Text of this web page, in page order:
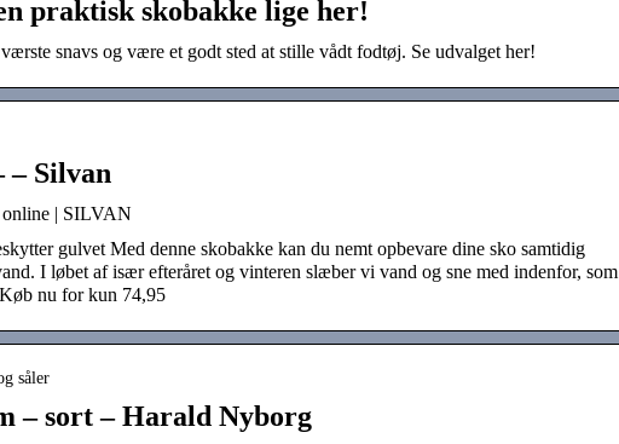
praktisk skobakke lige her!
snavs og være et godt sted at stille vådt fodtøj. Se udvalget her!
– Silvan
online | SILVAN
gulvet Med denne skobakke kan du nemt opbevare dine sko samtidig
I løbet af især efteråret og vinteren slæber vi vand og sne med indenfor, som
nu for kun 74,95
såler
– sort – Harald Nyborg